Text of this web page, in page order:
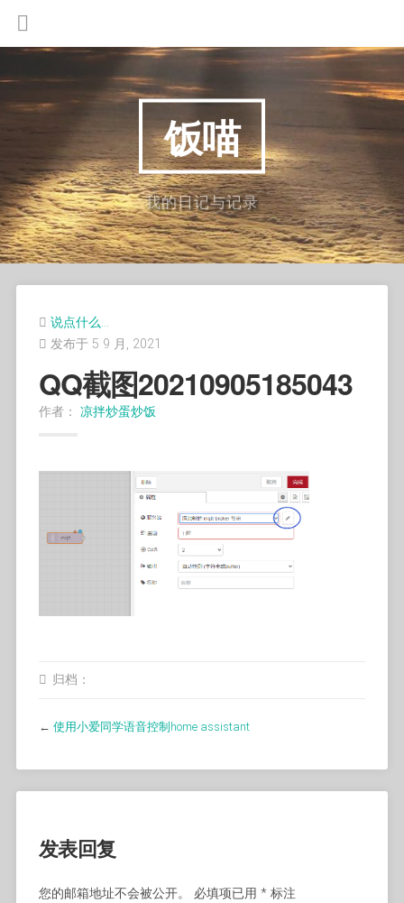
饭喵
我的日记与记录
说点什么…
发布于 5 9 月, 2021
QQ截图20210905185043
作者： 凉拌炒蛋炒饭
归档：
← 使用小爱同学语音控制home assistant
发表回复
您的邮箱地址不会被公开。 必填项已用 *标注